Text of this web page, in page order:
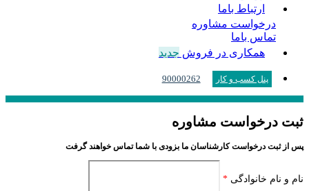
ارتباط باما
درخواست مشاوره
تماس باما
همکاری در فروش جدید
پنل کسب و کار 90000262
ثبت درخواست مشاوره
پس از ثبت درخواست کارشناسان ما بزودی با شما تماس خواهند گرفت
نام و نام خانوادگی *